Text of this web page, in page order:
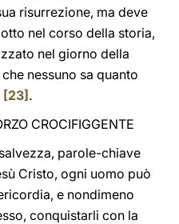
risurrezione, ma deve
nel corso della storia,
nel giorno della
nessuno sa quanto
[23] .
CROCIFIGGENTE
parole-chiave
Cristo, ogni uomo può
e nondimeno
conquistarli con la